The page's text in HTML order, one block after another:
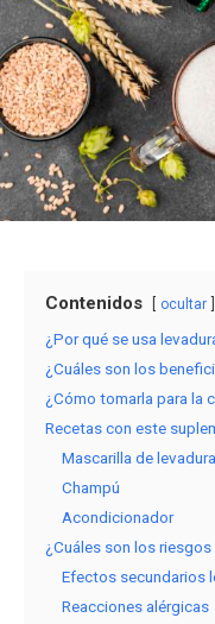
Contenidos ocultar
¿Por qué se usa
¿Cuáles son los
¿Cómo tomarla para la
Recetas con este
Mascarilla de
Champú
Acondicionador
¿Cuáles son los
Efectos secundarios
Reacciones alérgicas